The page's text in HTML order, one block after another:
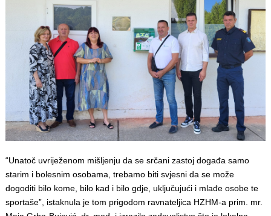
“Unatoč uvriježenom mišljenju da se srčani zastoj događa samo
starim i bolesnim osobama, trebamo biti svjesni da se može
dogoditi bilo kome, bilo kad i bilo gdje, uključujući i mlađe osobe te
sportaše”, istaknula je tom prigodom ravnateljica HZHM-a prim. mr.